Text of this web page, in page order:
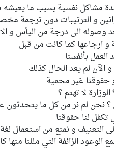
مشاكل نفسية بسبب ما
و الترتيبات دون ترجمة
وصوله الى درجة من اليأس و
و ارجاعها كما كانت من قبل
بأنفسنا
الآن لم يعد الحال كذلك
حقوقنا غير محمية
الوزارة لا تهتم ؟
؟ نحن لم نر من كل ما يتحدثون
تكفل لنا حقوقنا
التعنيف و نمنع من استعمال
الزائفة التي مللنا منها